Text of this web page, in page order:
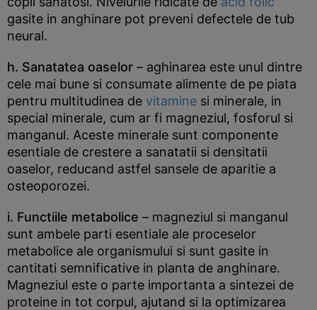
gasite in anghinare pot preveni defectele de tub
neural.
h. Sanatatea oaselor – aghinarea este unul dintre
cele mai bune si consumate alimente de pe piata
pentru multitudinea de vitamine si minerale, in
special minerale, cum ar fi magneziul, fosforul si
manganul. Aceste minerale sunt componente
esentiale de crestere a sanatatii si densitatii
oaselor, reducand astfel sansele de aparitie a
osteoporozei.
i. Functiile metabolice – magneziul si manganul
sunt ambele parti esentiale ale proceselor
metabolice ale organismului si sunt gasite in
cantitati semnificative in planta de anghinare.
Magneziul este o parte importanta a sintezei de
proteine in tot corpul, ajutand si la optimizarea